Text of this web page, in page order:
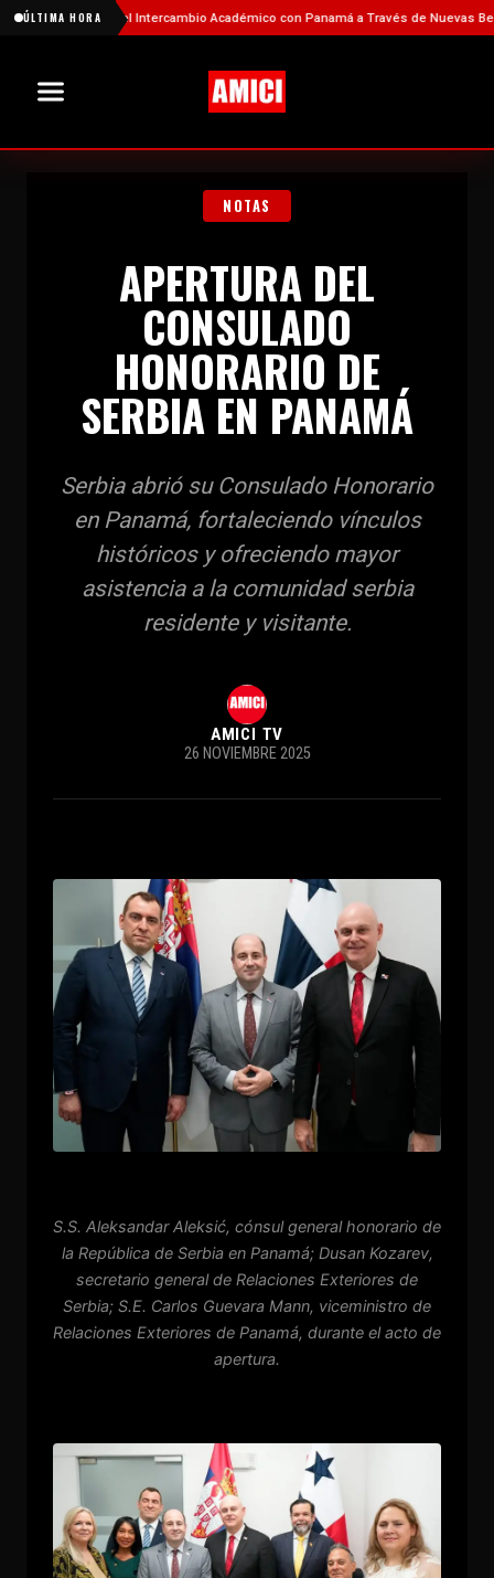
ÚLTIMA HORA
el Intercambio Académico con Panamá a Través de Nuevas Becas
NOTAS
APERTURA DEL
CONSULADO
HONORARIO DE
SERBIA EN PANAMÁ
Serbia abrió su Consulado Honorario
en Panamá, fortaleciendo vínculos
históricos y ofreciendo mayor
asistencia a la comunidad serbia
residente y visitante.
AMICI TV
26 NOVIEMBRE 2025
S.S. Aleksandar Aleksić, cónsul general honorario de
la República de Serbia en Panamá; Dusan Kozarev,
secretario general de Relaciones Exteriores de
Serbia; S.E. Carlos Guevara Mann, viceministro de
Relaciones Exteriores de Panamá, durante el acto de
apertura.